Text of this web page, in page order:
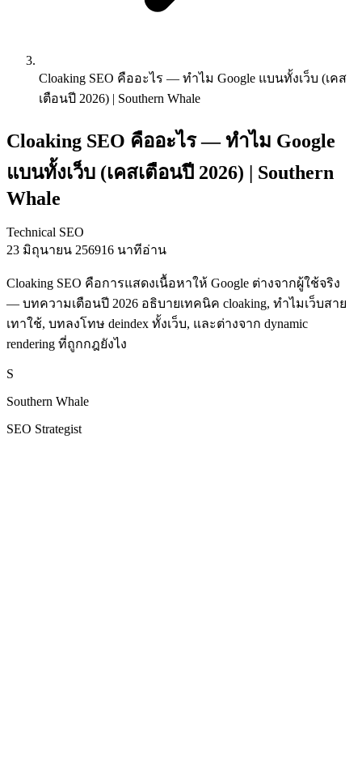
Cloaking SEO คืออะไร — ทำไม Google แบนทั้งเว็บ (เคส
เตือนปี 2026) | Southern Whale
Cloaking SEO คืออะไร — ทำไม Google
แบนทั้งเว็บ (เคสเตือนปี 2026) | Southern
Whale
Technical SEO
23 มิถุนายน 256916 นาทีอ่าน
Cloaking SEO คือการแสดงเนื้อหาให้ Google ต่างจากผู้ใช้จริง
— บทความเตือนปี 2026 อธิบายเทคนิค cloaking, ทำไมเว็บสาย
เทาใช้, บทลงโทษ deindex ทั้งเว็บ, และต่างจาก dynamic
rendering ที่ถูกกฎยังไง
S
Southern Whale
SEO Strategist